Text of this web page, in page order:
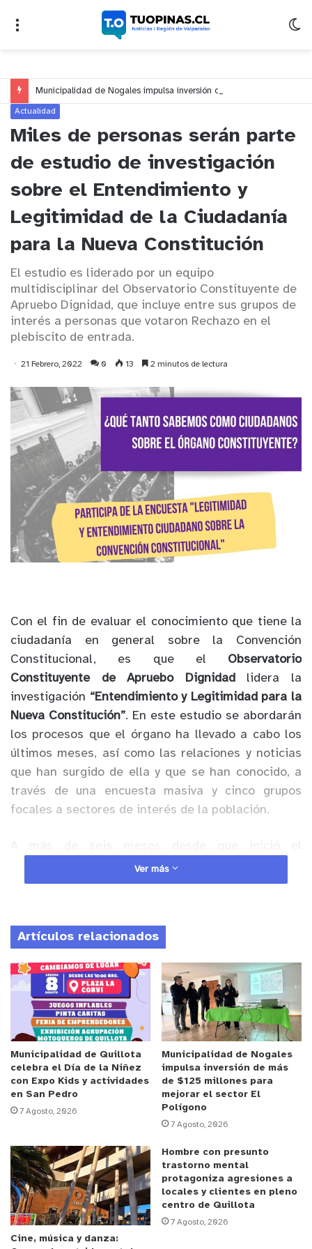
Actualidad
Miles de personas serán parte
de estudio de investigación
sobre el Entendimiento y
Legitimidad de la Ciudadanía
para la Nueva Constitución
El estudio es liderado por un equipo
multidisciplinar del Observatorio Constituyente de
Apruebo Dignidad, que incluye entre sus grupos de
interés a personas que votaron Rechazo en el
plebiscito de entrada.
21 Febrero, 2022 0 13 2 minutos de lectura
Con el fin de evaluar el conocimiento que tiene la
ciudadanía en general sobre la Convención
Constitucional, es que el Observatorio
Constituyente de Apruebo Dignidadlidera la
investigación “Entendimiento y Legitimidad para la
Nueva Constitución”. En este estudio se abordarán
los procesos que el órgano ha llevado a cabo los
últimos meses, así como las relaciones y noticias
que han surgido de ella y que se han conocido, a
través de una encuesta masiva y cinco grupos
focales a sectores de interés de la población.
funcionamiento de este espacio, muchas personas
han manifestado, mediante sus redes sociales o
cabo la Convención es limitado. Hoy, en un periodo
en que comenzó el debate sobre los artículos que
compondrán la nueva Carta Magna,
encaminándose al plebiscito de salida de carácter
obligatorio, es más importante que nunca
aumentar y fortalecer ese conocimiento, de
manera que la ciudadanía participe informada y
conforme con el histórico proceso que vive el país.
Anuncio Patrocinado
Zoe Zabala, Jefa de la
Investigación, apuntando a la necesidad de
identificar y conversar con el electorado nuevo que
participará del plebiscito: “Para nosotros es súper
importante recabar esto, porque muchas encuestas
han tratado de sacar porcentajes de confianza sobre
lo que está sucediendo con la Convención, pero hay
Ver más
Artículos relacionados
Municipalidad de Quillota
celebra el Día de la Niñez
con Expo Kids y actividades
en San Pedro
7 Agosto, 2026
Municipalidad de Nogales
impulsa inversión de más
de $125 millones para
mejorar el sector El
Polígono
7 Agosto, 2026
Cine, música y danza:
Hombre con presunto
trastorno mental
protagoniza agresiones a
locales y clientes en pleno
centro de Quillota
7 Agosto, 2026